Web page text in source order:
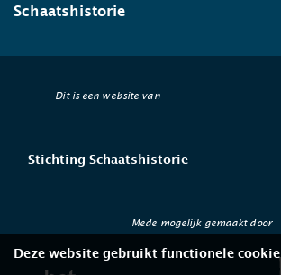
Schaatshistorie
Dit is een website van
Stichting Schaatshistorie
Mede mogelijk gemaakt door
Deze website gebruikt functionele